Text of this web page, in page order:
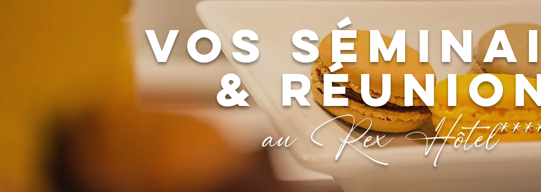
vos
&
au Rex Hôte